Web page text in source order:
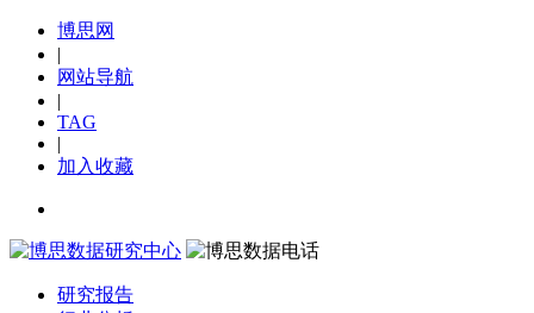
博思网
|
网站导航
|
TAG
|
加入收藏
研究报告